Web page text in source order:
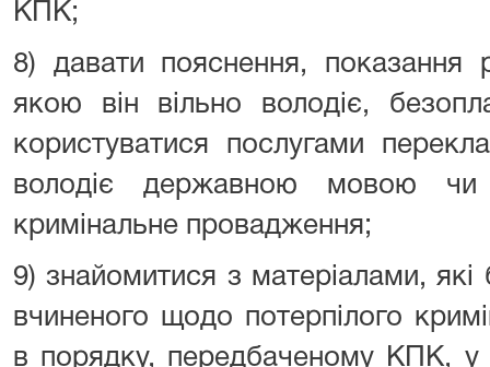
КПК;
8) давати пояснення,
якою він вільно володіє,
користуватися послугами
володіє державною мовою
кримінальне провадження;
9) знайомитися з матеріалами,
вчиненого щодо потерпілого
в порядку, передбаченому КПК, у